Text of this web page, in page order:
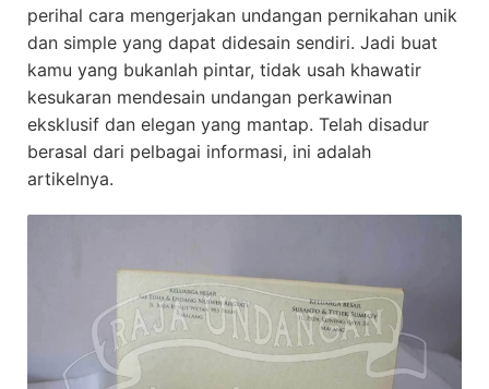
perihal cara mengerjakan undangan pernikahan unik
dan simple yang dapat didesain sendiri. Jadi buat
kamu yang bukanlah pintar, tidak usah khawatir
kesukaran mendesain undangan perkawinan
eksklusif dan elegan yang mantap. Telah disadur
berasal dari pelbagai informasi, ini adalah
artikelnya.